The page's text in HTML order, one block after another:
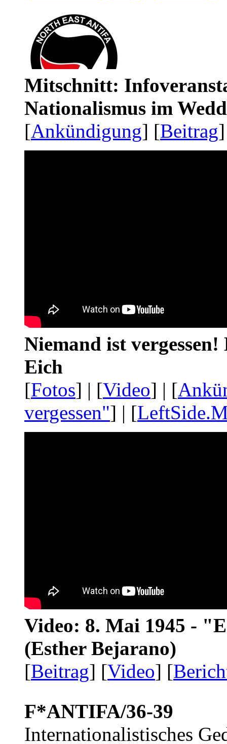
Mitschnitt:
Nationalismus im
[Ankündigung] [Beitrag
Niemand ist
Eich
[Fotos] | [Video] | [
vergessen"] | [
Video: 8. Mai 1945 -
(Esther Bejarano)
[Beitrag] [Video] [
F*ANTIFA/36-39
Internationalistisches